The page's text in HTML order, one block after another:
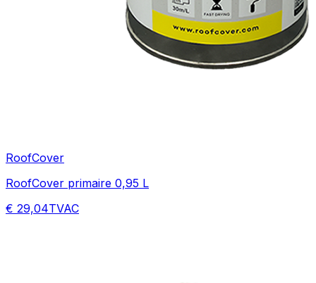
RoofCover
RoofCover primaire 0,95 L
€ 29,04TVAC